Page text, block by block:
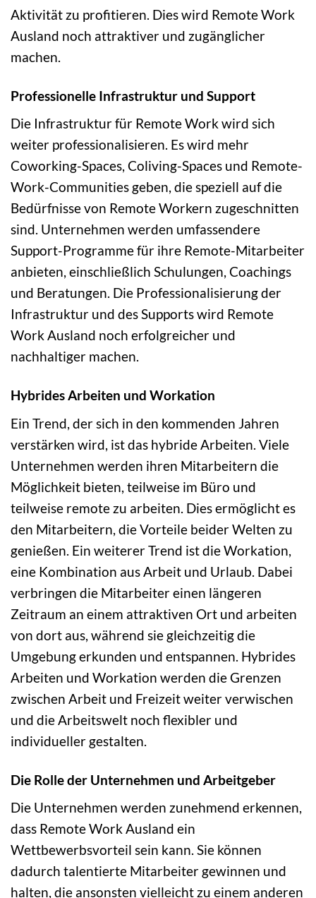
Aktivität zu profitieren. Dies wird Remote Work
Ausland noch attraktiver und zugänglicher
machen.
Professionelle Infrastruktur und Support
Die Infrastruktur für Remote Work wird sich
weiter professionalisieren. Es wird mehr
Coworking-Spaces, Coliving-Spaces und Remote-
Work-Communities geben, die speziell auf die
Bedürfnisse von Remote Workern zugeschnitten
sind. Unternehmen werden umfassendere
Support-Programme für ihre Remote-Mitarbeiter
anbieten, einschließlich Schulungen, Coachings
und Beratungen. Die Professionalisierung der
Infrastruktur und des Supports wird Remote
Work Ausland noch erfolgreicher und
nachhaltiger machen.
Hybrides Arbeiten und Workation
Ein Trend, der sich in den kommenden Jahren
verstärken wird, ist das hybride Arbeiten. Viele
Unternehmen werden ihren Mitarbeitern die
Möglichkeit bieten, teilweise im Büro und
teilweise remote zu arbeiten. Dies ermöglicht es
den Mitarbeitern, die Vorteile beider Welten zu
genießen. Ein weiterer Trend ist die Workation,
eine Kombination aus Arbeit und Urlaub. Dabei
verbringen die Mitarbeiter einen längeren
Zeitraum an einem attraktiven Ort und arbeiten
von dort aus, während sie gleichzeitig die
Umgebung erkunden und entspannen. Hybrides
Arbeiten und Workation werden die Grenzen
zwischen Arbeit und Freizeit weiter verwischen
und die Arbeitswelt noch flexibler und
individueller gestalten.
Die Rolle der Unternehmen und Arbeitgeber
Die Unternehmen werden zunehmend erkennen,
dass Remote Work Ausland ein
Wettbewerbsvorteil sein kann. Sie können
dadurch talentierte Mitarbeiter gewinnen und
halten, die ansonsten vielleicht zu einem anderen